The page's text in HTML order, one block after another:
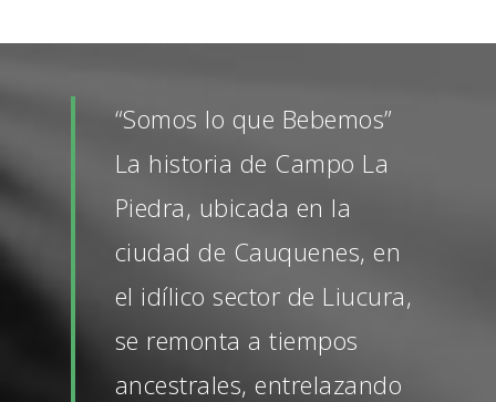
“Somos lo que Bebemos”
La historia de Campo La
Piedra, ubicada en la
ciudad de Cauquenes, en
el idílico sector de Liucura,
se remonta a tiempos
ancestrales, entrelazando